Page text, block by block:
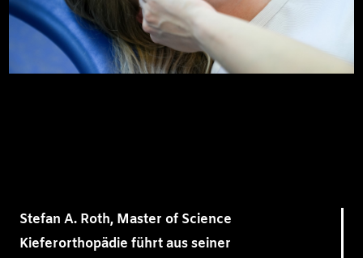
Stefan A. Roth, Master of Science
Kieferorthopädie führt aus seiner